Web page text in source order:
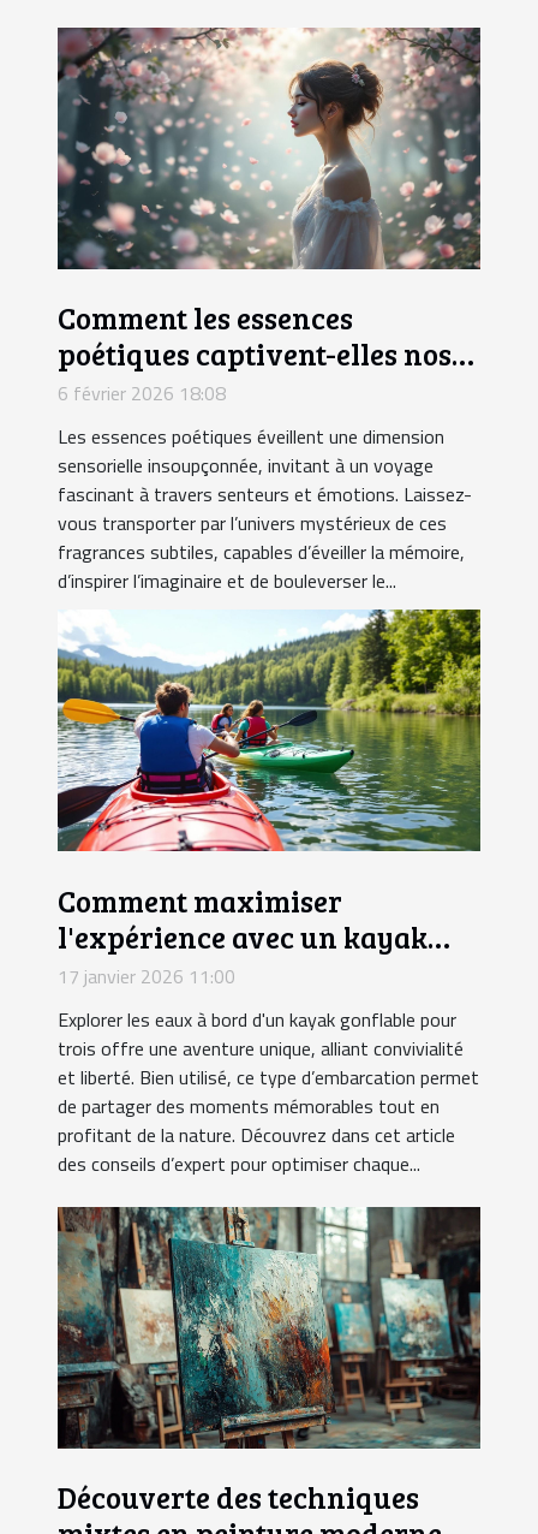
Comment les essences
poétiques captivent-elles nos
sens ?
6 février 2026 18:08
Les essences poétiques éveillent une dimension
sensorielle insoupçonnée, invitant à un voyage
fascinant à travers senteurs et émotions. Laissez-
vous transporter par l’univers mystérieux de ces
fragrances subtiles, capables d’éveiller la mémoire,
d’inspirer l’imaginaire et de bouleverser le...
Comment maximiser
l'expérience avec un kayak
gonflable pour trois ?
17 janvier 2026 11:00
Explorer les eaux à bord d'un kayak gonflable pour
trois offre une aventure unique, alliant convivialité
et liberté. Bien utilisé, ce type d’embarcation permet
de partager des moments mémorables tout en
profitant de la nature. Découvrez dans cet article
des conseils d’expert pour optimiser chaque...
Découverte des techniques